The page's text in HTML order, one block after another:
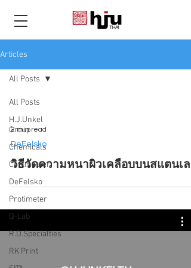
THAI
Articles
All Posts
H.J.Unkel
Group
Chemicals
Coatmaster
DeFelsko
Protimeter
Q-Lab
R.D.Specialties
RK Print
All Posts
2 min read
DeFelsko
วิธีวัดความหนาผิวเคลือบบนสแตนเลส